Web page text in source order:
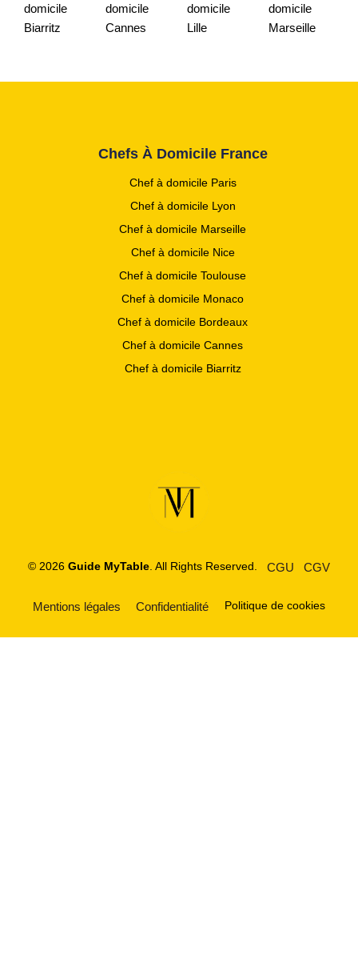
domicile
Biarritz
domicile
Cannes
domicile
Lille
domicile
Marseille
Chefs À Domicile France
Chef à domicile Paris
Chef à domicile Lyon
Chef à domicile Marseille
Chef à domicile Nice
Chef à domicile Toulouse
Chef à domicile Monaco
Chef à domicile Bordeaux
Chef à domicile Cannes
Chef à domicile Biarritz
© 2026 Guide MyTable. All Rights Reserved. CGU CGV
Mentions légales Confidentialité Politique de cookies